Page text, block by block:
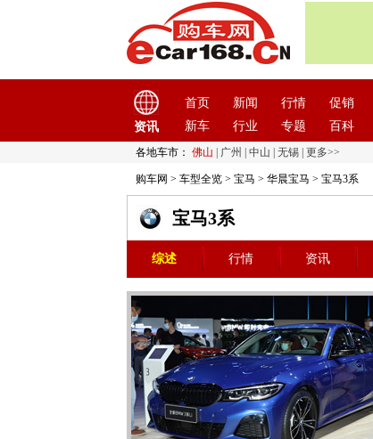
资讯
首页 新闻 行情
促销
新车
行业 专题 百科
各地车市： 佛山 广州 中山 无锡 更多>>
购车网 > 车型全览 > 宝马 > 华晨宝马 > 宝马3系
宝马3系
综述 行情 资讯